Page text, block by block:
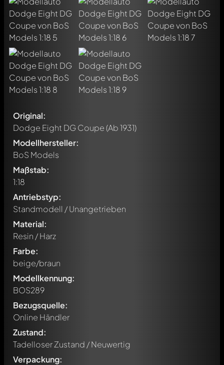
Original:
Dodge Eight DG Coupe(Ab 1931)
Modellhersteller:
BoS Models
Maßstab:
1:18
Antriebstyp:
Standmodell / Unangetrieben
Material:
Resin / Harz
Farbe:
beige/braun
Modellkennung:
BOS289
Bezugsquelle:
Online Händler
Zustand:
Tadelloser Zustand / Neuwertig
Verpackung: